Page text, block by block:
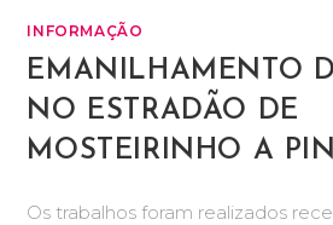
INFORMAÇÃO
EMANILHAMENTO
NO ESTRADÃO DE
MOSTEIRINHO A
Os trabalhos foram realizados